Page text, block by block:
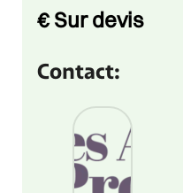
Price
€Sur devis
Contact: